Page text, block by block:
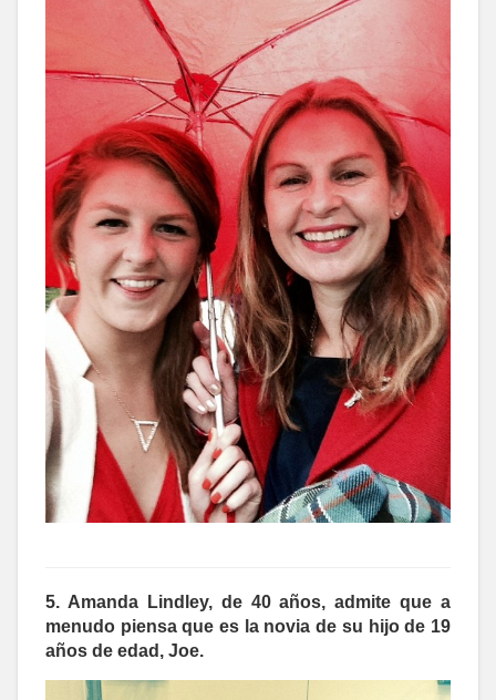
5. Amanda Lindley, de 40 años, admite que a
menudo piensa que es la novia de su hijo de 19
años de edad, Joe.